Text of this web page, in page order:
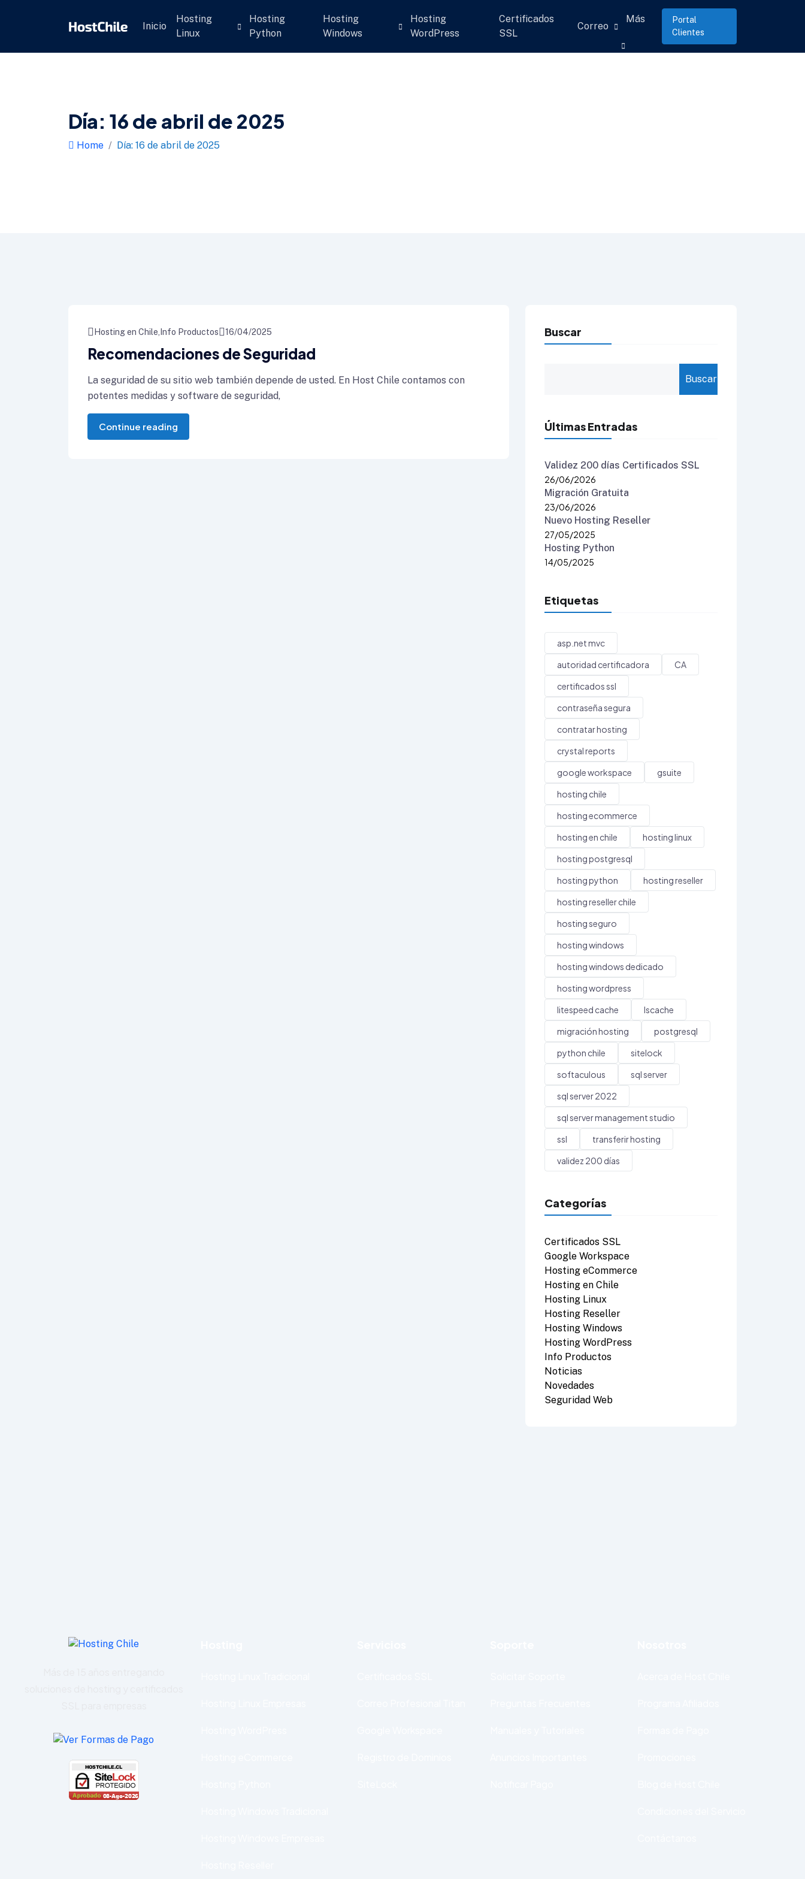
Inicio
Hosting
Linux
Hosting
Python
Hosting
Windows
Hosting
WordPress
Certificados
SSL
Correo
Más
Portal
Clientes
Día: 16 de abril de 2025
Home Día: 16 de abril de 2025
Hosting en Chile Info Productos 16/04/2025
Recomendaciones de Seguridad
La seguridad de su sitio web también depende de usted. En Host Chile contamos con
potentes medidas y software de seguridad,
Continue reading
Buscar
Buscar
Últimas Entradas
Validez 200 días Certificados SSL
26/06/2026
Migración Gratuita
23/06/2026
Nuevo Hosting Reseller
27/05/2025
Hosting Python
14/05/2025
Etiquetas
asp.net mvc
autoridad certificadora
CA
certificados ssl
contraseña segura
contratar hosting
crystal reports
google workspace
gsuite
hosting chile
hosting ecommerce
hosting en chile
hosting linux
hosting postgresql
hosting python
hosting reseller
hosting reseller chile
hosting seguro
hosting windows
hosting windows dedicado
hosting wordpress
litespeed cache
lscache
migración hosting
postgresql
python chile
sitelock
softaculous
sql server
sql server 2022
sql server management studio
ssl
transferir hosting
validez 200 días
Categorías
Certificados SSL
Google Workspace
Hosting eCommerce
Hosting en Chile
Hosting Linux
Hosting Reseller
Hosting Windows
Hosting WordPress
Info Productos
Noticias
Novedades
Seguridad Web